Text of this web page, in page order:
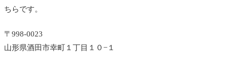
ちらです。
〒998-0023
山形県酒田市幸町１丁目１０−１